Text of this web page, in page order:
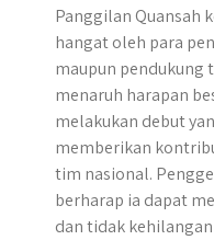
Panggilan Quansah
hangat oleh para
maupun pendukung
menaruh harapan
melakukan debut
memberikan
tim nasional.
berharap ia dapat
dan tidak